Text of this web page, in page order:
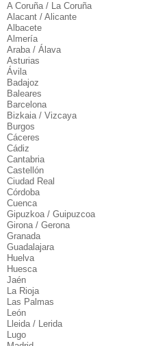
A Coruña / La Coruña
Alacant / Alicante
Albacete
Almería
Araba / Álava
Asturias
Ávila
Badajoz
Baleares
Barcelona
Bizkaia / Vizcaya
Burgos
Cáceres
Cádiz
Cantabria
Castellón
Ciudad Real
Córdoba
Cuenca
Gipuzkoa / Guipuzcoa
Girona / Gerona
Granada
Guadalajara
Huelva
Huesca
Jaén
La Rioja
Las Palmas
León
Lleida / Lerida
Lugo